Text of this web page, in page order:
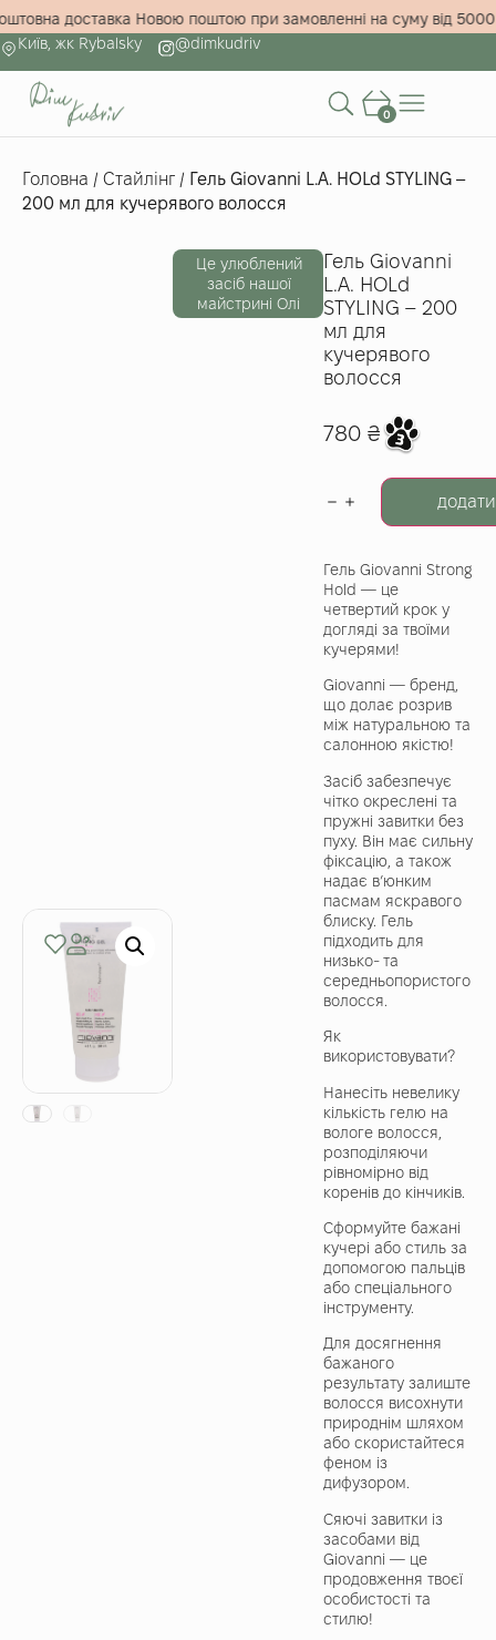
доставка Новою поштою при замовленні на суму від
Київ, жк Rybalsky
@dimkudriv
0
Головна / Стайлінг / Гель Giovanni L.A. HOLd STYLING –
200 мл для кучерявого волосся
Це улюблений
засіб нашої
майстрині Олі
Гель Giovanni
L.A. HOLd
STYLING – 200
мл для
кучерявого
волосся
780 ₴
Гель Giovanni Strong
Hold — це
четвертий крок у
догляді за твоїми
кучерями!
Giovanni — бренд,
що долає розрив
між натуральною та
салонною якістю!
Засіб забезпечує
чітко окреслені та
пружні завитки без
пуху. Він має сильну
фіксацію, а також
надає в’юнким
пасмам яскравого
блиску. Гель
підходить для
низько- та
середньопористого
волосся.
Як
використовувати?
Нанесіть невелику
кількість гелю на
вологе волосся,
розподіляючи
рівномірно від
коренів до кінчиків.
Сформуйте бажані
кучері або стиль за
допомогою пальців
або спеціального
інструменту.
Для досягнення
бажаного
результату залиште
волосся висохнути
природнім шляхом
або скористайтеся
феном із
дифузором.
Сяючі завитки із
засобами від
Giovanni — це
продовження твоєї
особистості та
стилю!